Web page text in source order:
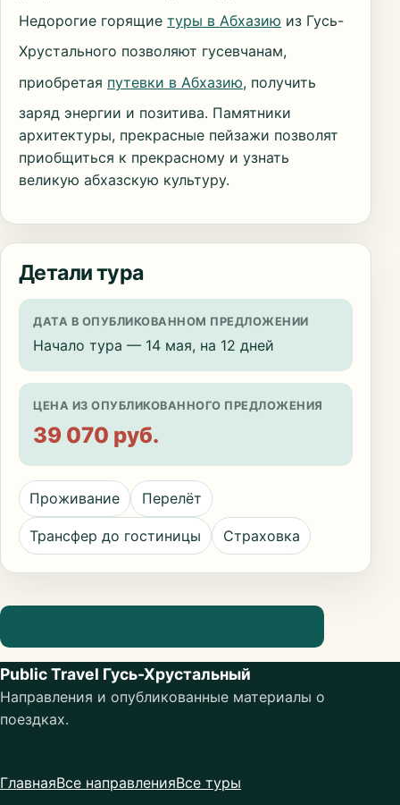
Недорогие горящие туры в Абхазию из Гусь-
Хрустального позволяют гусевчанам,
приобретая путевки в Абхазию, получить
заряд энергии и позитива. Памятники
архитектуры, прекрасные пейзажи позволят
приобщиться к прекрасному и узнать
великую абхазскую культуру.
Детали тура
ДАТА В ОПУБЛИКОВАННОМ ПРЕДЛОЖЕНИИ
Начало тура — 14 мая, на 12 дней
ЦЕНА ИЗ ОПУБЛИКОВАННОГО ПРЕДЛОЖЕНИЯ
39 070 руб.
Проживание Перелёт
Трансфер до гостиницы Страховка
Public Travel Гусь-Хрустальный
Направления и опубликованные материалы о
поездках.
ГлавнаяВсе направленияВсе туры